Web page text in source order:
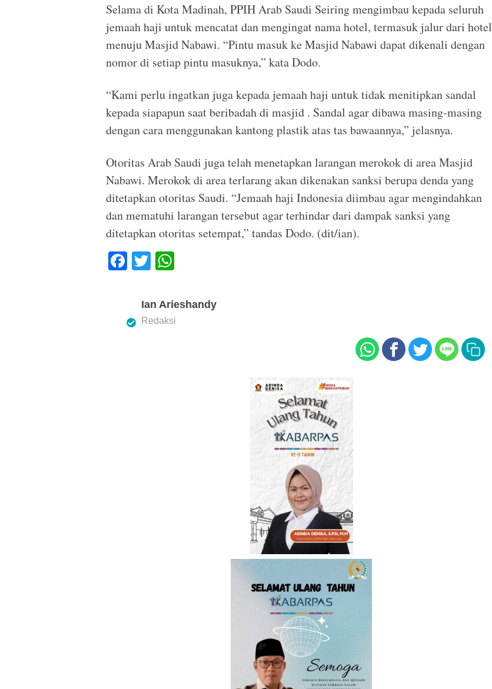
Selama di Kota Madinah, PPIH Arab Saudi Seiring mengimbau kepada seluruh
jemaah haji untuk mencatat dan mengingat nama hotel, termasuk jalur dari hotel
menuju Masjid Nabawi. “Pintu masuk ke Masjid Nabawi dapat dikenali dengan
nomor di setiap pintu masuknya,” kata Dodo.
“Kami perlu ingatkan juga kepada jemaah haji untuk tidak menitipkan sandal
kepada siapapun saat beribadah di masjid . Sandal agar dibawa masing-masing
dengan cara menggunakan kantong plastik atas tas bawaannya,” jelasnya.
Otoritas Arab Saudi juga telah menetapkan larangan merokok di area Masjid
Nabawi. Merokok di area terlarang akan dikenakan sanksi berupa denda yang
ditetapkan otoritas Saudi. “Jemaah haji Indonesia diimbau agar mengindahkan
dan mematuhi larangan tersebut agar terhindar dari dampak sanksi yang
ditetapkan otoritas setempat,” tandas Dodo. (dit/ian).
F
e
T
tt
er
at
s
Ian Arieshandy
Redaksi